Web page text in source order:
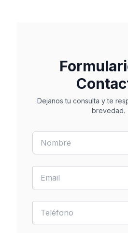
Dejanos tu consulta y te
brevedad.